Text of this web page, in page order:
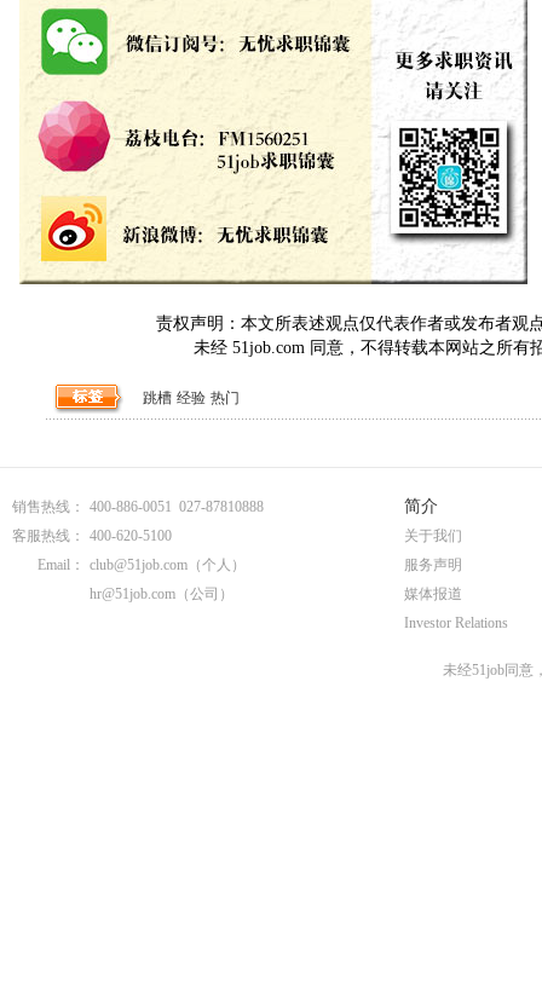
责权声明：本文所表述观点仅代表作者或发布者观
未经 51job.com 同意，不得转载本网站之所有
跳槽 经验 热门
销售热线：
400-886-0051 027-87810888
客服热线：
400-620-5100
Email：
club@51job.com （个人）
hr@51job.com （公司）
简介
关于我们
服务声明
媒体报道
Investor Relations
未经51job同意